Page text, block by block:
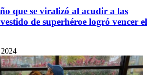
que se viralizó al acudir a las
de superhéroe logró vencer el